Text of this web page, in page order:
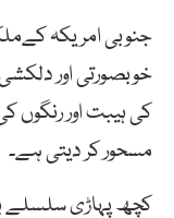
جنوبی امریکہ کےملک
خوبصورتی اور
کی ہیبت اور رنگوں
مسحور کر دیتی ہے۔
کچھ پہاڑی سلسلے